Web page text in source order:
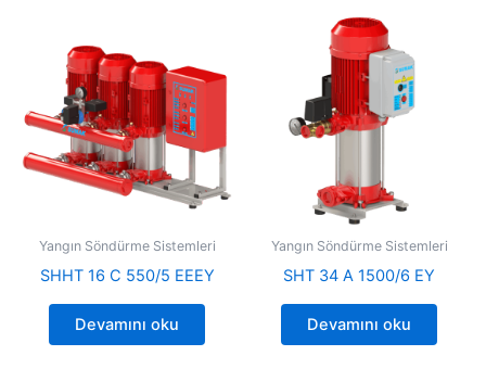
Yangın Söndürme Sistemleri
SHHT 16 C 550/5 EEEY
Devamını oku
Yangın Söndürme Sistemleri
SHT 34 A 1500/6 EY
Devamını oku